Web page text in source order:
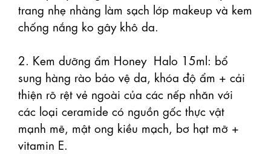
trang nhẹ nhàng làm sạch lớp makeup và kem
chống nắng ko gây khô da.
2. Kem dưỡng ẩm Honey  Halo 15ml: bổ
sung hàng rào bảo vệ da, khóa độ ẩm + cải
thiện rõ rệt vẻ ngoài của các nếp nhăn với
các loại ceramide có nguồn gốc thực vật
mạnh mẽ, mật ong kiều mạch, bơ hạt mỡ +
vitamin E.